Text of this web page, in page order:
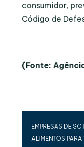
consumidor,
Código de
(Fonte:
EMPRESAS DE
ALIMENTOS PARA